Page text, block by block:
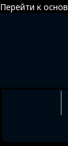
Перейти к